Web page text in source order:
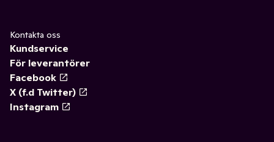
Kontakta oss
Kundservice
För leverantörer
Facebook
X (f.d Twitter)
Instagram